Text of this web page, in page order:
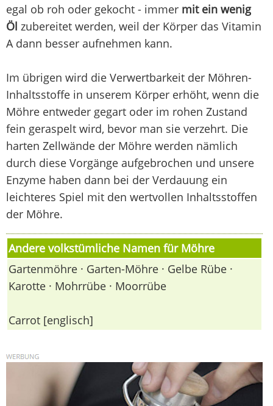
egal ob roh oder gekocht - immer mit ein wenig
Öl zubereitet werden, weil der Körper das Vitamin
A dann besser aufnehmen kann.
Im übrigen wird die Verwertbarkeit der Möhren-
Inhaltsstoffe in unserem Körper erhöht, wenn die
Möhre entweder gegart oder im rohen Zustand
fein geraspelt wird, bevor man sie verzehrt. Die
harten Zellwände der Möhre werden nämlich
durch diese Vorgänge aufgebrochen und unsere
Enzyme haben dann bei der Verdauung ein
leichteres Spiel mit den wertvollen Inhaltsstoffen
der Möhre.
Andere volkstümliche Namen für Möhre
Gartenmöhre · Garten-Möhre · Gelbe Rübe ·
Karotte · Mohrrübe · Moorrübe
Carrot [englisch]